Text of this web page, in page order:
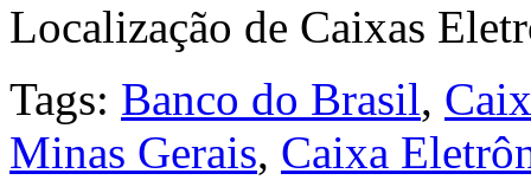
Localização de Caixas
Tags: Banco do Brasil,
Minas Gerais, Caixa